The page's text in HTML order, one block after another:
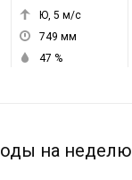
Ю, 5 м/с
749 мм
47 %
на неделю